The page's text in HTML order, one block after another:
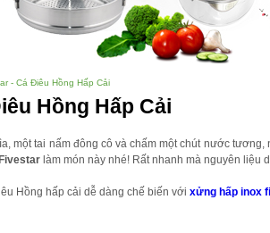
- Cá Điêu Hồng Hấp Cải
Hồng Hấp Cải
một tai nấm đông cô và chấm một chút nước
làm món này nhé! Rất nhanh mà nguyên liệu
Hồng hấp cải dễ dàng chế biến với xửng hấp inox